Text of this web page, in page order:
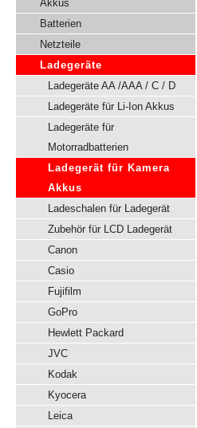
Akkus
Batterien
Netzteile
Ladegeräte
Ladegeräte AA /AAA / C / D
Ladegeräte für Li-Ion Akkus
Ladegeräte für
Motorradbatterien
Ladegerät für Kamera
Akkus
Ladeschalen für Ladegerät
Zubehör für LCD Ladegerät
Canon
Casio
Fujifilm
GoPro
Hewlett Packard
JVC
Kodak
Kyocera
Leica